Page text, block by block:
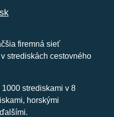
firemná sieť
strediskách cestovného
strediskami v 8
horskými